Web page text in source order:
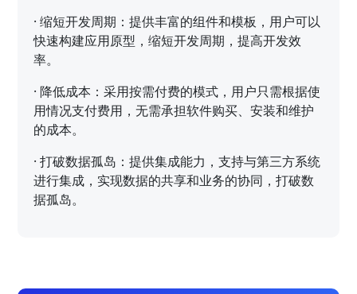
·缩短开发周期：提供丰富的组件和模板，用户可以
快速构建应用原型，缩短开发周期，提高开发效
率。
·降低成本：采用按需付费的模式，用户只需根据使
用情况支付费用，无需承担软件购买、安装和维护
的成本。
·打破数据孤岛：提供集成能力，支持与第三方系统
进行集成，实现数据的共享和业务的协同，打破数
据孤岛。